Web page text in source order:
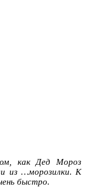
как Дед Мороз
из …морозилки. К
быстро.